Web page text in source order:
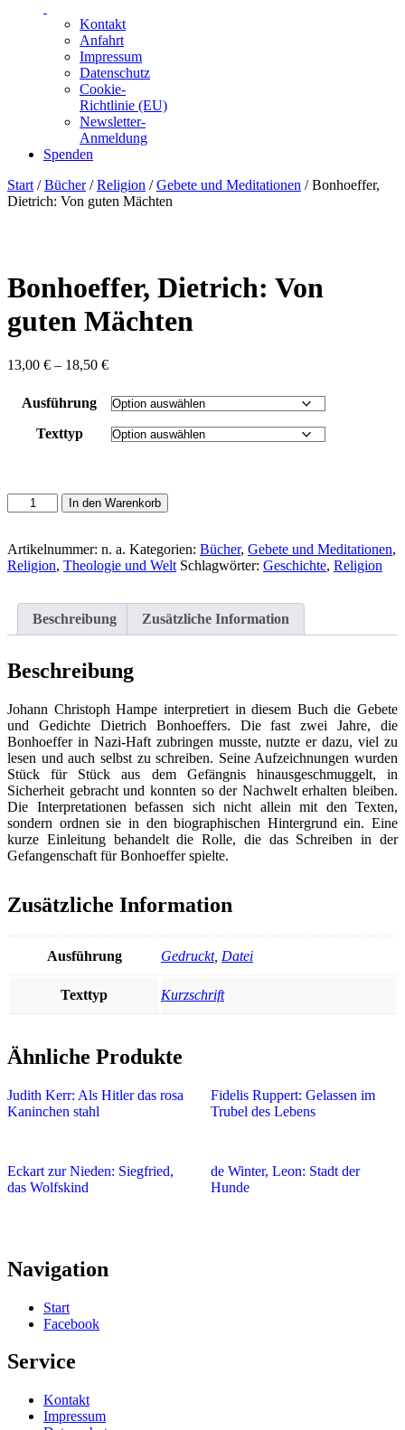
Kontakt
Anfahrt
Impressum
Datenschutz
Cookie-
Richtlinie (EU)
Newsletter-
Anmeldung
Spenden
Skip
to
Start /Bücher/Religion /Gebete und Meditationen / Bonhoeffer,
Dietrich: Von guten Mächten
Bonhoeffer, Dietrich: Von
guten Mächten
13,00 € – 18,50 €Preisspanne:
bis
18,50 €
Ausführung
Texttyp
Bonhoeffer,
Dietrich:
guten
Mächten
In den Warenkorb
Artikelnummer: n. a. Kategorien: Bücher, Gebete und Meditationen,
Religion, Theologie und Welt Schlagwörter: Geschichte, Religion
Beschreibung Zusätzliche Information
Beschreibung
Johann Christoph Hampe interpretiert in diesem Buch die Gebete
und Gedichte Dietrich Bonhoeffers. Die fast zwei Jahre, die
Bonhoeffer in Nazi-Haft zubringen musste, nutzte er dazu, viel zu
lesen und auch selbst zu schreiben. Seine Aufzeichnungen wurden
Stück für Stück aus dem Gefängnis hinausgeschmuggelt, in
Sicherheit gebracht und konnten so der Nachwelt erhalten bleiben.
Die Interpretationen befassen sich nicht allein mit den Texten,
sondern ordnen sie in den biographischen Hintergrund ein. Eine
kurze Einleitung behandelt die Rolle, die das Schreiben in der
Gefangenschaft für Bonhoeffer spielte.
Zusätzliche Information
Ausführung Gedruckt, Datei
Texttyp Kurzschrift
Ähnliche Produkte
Judith Kerr: Als Hitler das rosa
Kaninchen stahl
Fidelis Ruppert: Gelassen im
Trubel des Lebens
Eckart zur Nieden: Siegfried,
das Wolfskind
de Winter, Leon: Stadt der
Hunde
Navigation
Start
Facebook
Service
Kontakt
Impressum